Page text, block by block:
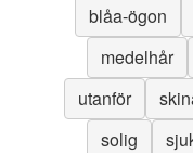
blåa-ögon
medelhår
utanför
solig